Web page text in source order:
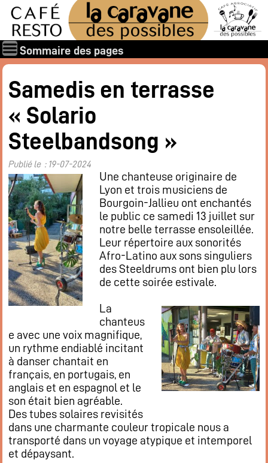
Sommaire des pages
Qui sommes-nous ?
Les associations
Rapports et documents
Les membres
Les valeurs de la Caravane des Possibles
Nos amis
Nos soutiens
Galerie des photos
Boire et manger
Horaires d’ouverture
Carte : boissons, restaurant
Restaurant
Notre cuisine
Venez nous voir
Nous écrire
Participez !
S’inscrire
Animations
Animation régulières
Prochains événements par catégories
Tous les évènements par dates
Samedis en terrasse
« Solario
Steelbandsong »
Publié le : 19-07-2024
Une chanteuse originaire de
Lyon et trois musiciens de
Bourgoin-Jallieu ont enchantés
le public ce samedi 13 juillet sur
notre belle terrasse ensoleillée.
Leur répertoire aux sonorités
Afro-Latino aux sons singuliers
des Steeldrums ont bien plu lors
de cette soirée estivale.
La
chanteus
e avec une voix magnifique,
un rythme endiablé incitant
à danser chantait en
français, en portugais, en
anglais et en espagnol et le
son était bien agréable.
Des tubes solaires revisités
dans une charmante couleur tropicale nous a
transporté dans un voyage atypique et intemporel
et dépaysant.